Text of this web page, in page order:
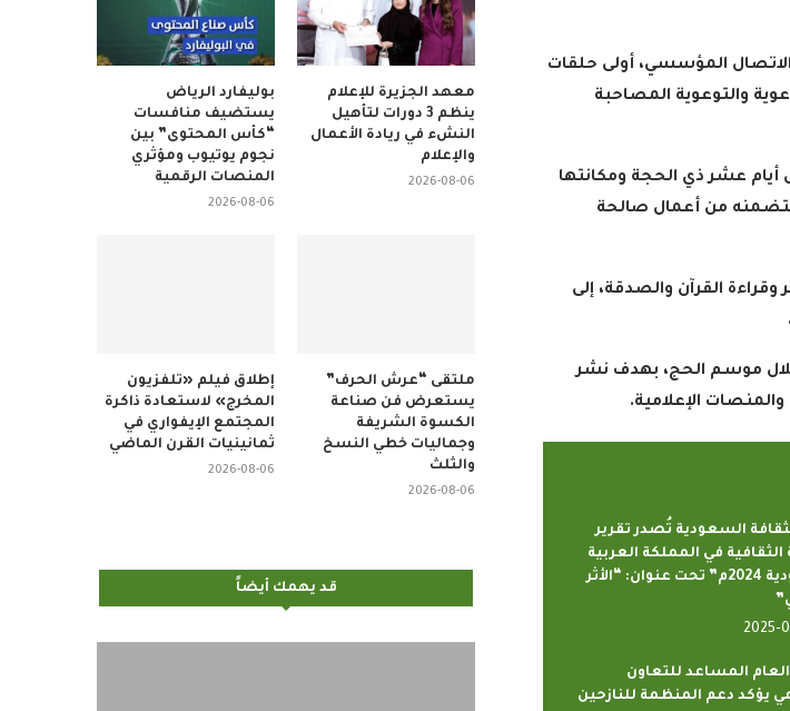
والاتصال المؤسسي، أولى حلقات
والتوعوية المصاحبة
عشر ذي الحجة ومكانتها
تتضمنه من أعمال صالحة
وقراءة القرآن والصدقة، إلى
.
خلال موسم الحج، بهدف نشر
الإعلامية.
السعودية تُصدر تقرير
الثقافية في المملكة العربية
السعودية 2024م” تحت عنوان: “الأثر
2025-
العام المساعد للتعاون
يؤكد دعم المنظمة للنازحين
بوليفارد الرياض
يستضيف منافسات
“كأس المحتوى” بين
نجوم يوتيوب ومؤثري
المنصات الرقمية
2026-08-06
معهد الجزيرة للإعلام
ينظم 3 دورات لتأهيل
النشء في ريادة الأعمال
والإعلام
2026-08-06
إطلاق فيلم «تلفزيون
المخرج» لاستعادة ذاكرة
المجتمع الإيفواري في
ثمانينيات القرن الماضي
2026-08-06
ملتقى “عرش الحرف”
يستعرض فن صناعة
الكسوة الشريفة
وجماليات خطي النسخ
والثلث
2026-08-06
قد يهمك أيضاً